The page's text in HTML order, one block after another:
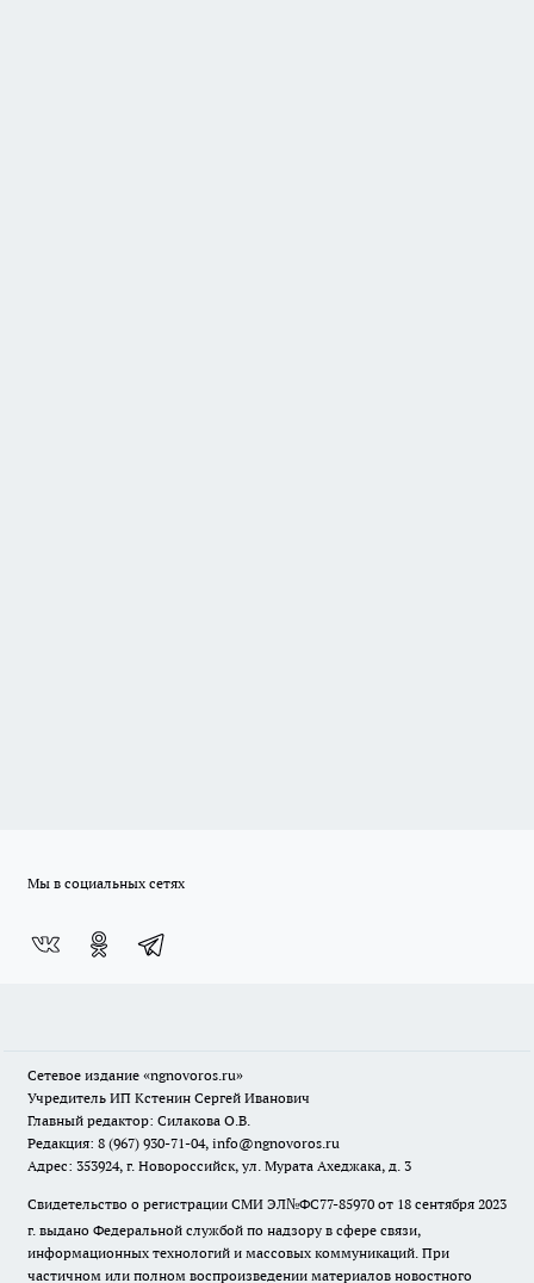
Мы в социальных сетях
Сетевое издание «ngnovoros.ru»
Учредитель ИП Кстенин Сергей Иванович
Главный редактор: Силакова О.В.
Редакция: 8 (967) 930-71-04, info@ngnovoros.ru
Адрес: 353924, г. Новороссийск, ул. Мурата Ахеджака, д. 3
Свидетельство о регистрации СМИ ЭЛ№ФС77-85970 от 18 сентября 2023
г. выдано Федеральной службой по надзору в сфере связи,
информационных технологий и массовых коммуникаций. При
частичном или полном воспроизведении материалов новостного